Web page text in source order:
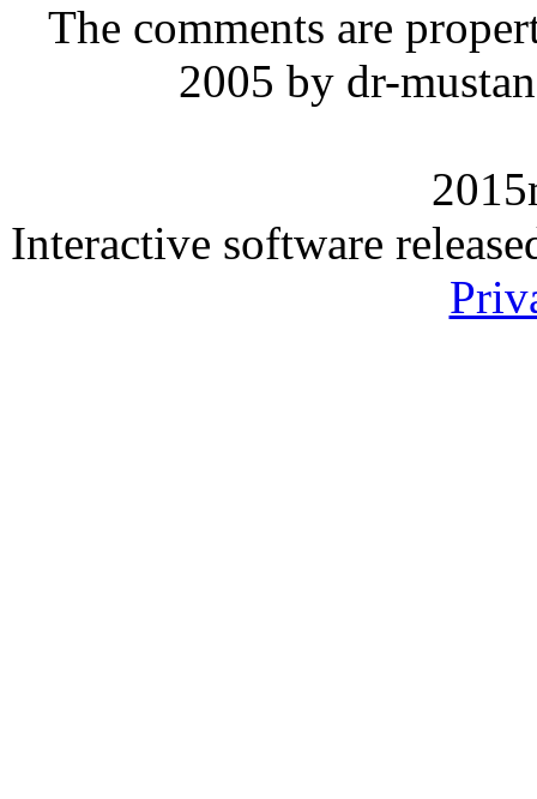
The comments are
2005 by dr-
Interactive software